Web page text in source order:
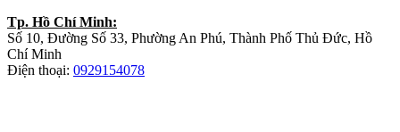
Tp. Hồ Chí Minh:
Số 10, Đường Số 33, Phường An Phú, Thành Phố Thủ Đức, Hồ
Chí Minh
Điện thoại: 0929154078